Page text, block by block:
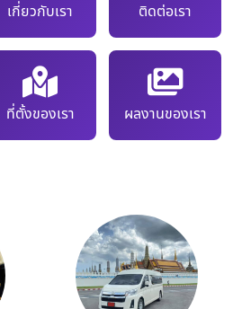
เกี่ยวกับเรา ติดต่อเรา
ที่ตั้งของเรา ผลงานของเรา